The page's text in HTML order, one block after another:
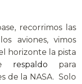
recorrimos las
aviones, vimos
horizonte la pista
respaldo para
de la NASA. Solo